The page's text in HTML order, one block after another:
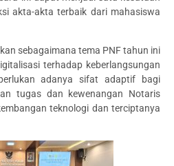
akta-akta terbaik dari mahasiswa
sebagaimana tema PNF tahun ini
terhadap keberlangsungan
adanya sifat adaptif bagi
tugas dan kewenangan Notaris
teknologi dan terciptanya